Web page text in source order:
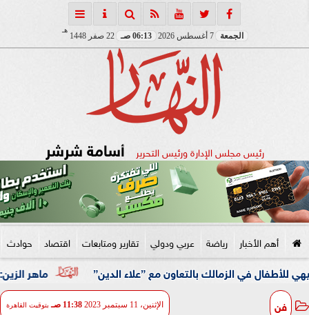
الجمعة 7 أغسطس 2026 06:13 صـ 22 صفر 1448
هـ
رئيس مجلس الإدارة ورئيس التحرير أسامة شرشر
أهم الأخبار رياضة عربي ودولي تقارير ومتابعات اقتصاد حوادث
ماهر الزين: 25 حافلة تُعيد 1250 سودانيًا ضمن الفوج الـ41.. والالتزام بوثائق السفر عزز انسيابية العودة الطوعية الزمالك بالتعاون مع ”علاء الدين”
فن الإثنين، 11 سبتمبر 2023 11:38 صـ بتوقيت القاهرة